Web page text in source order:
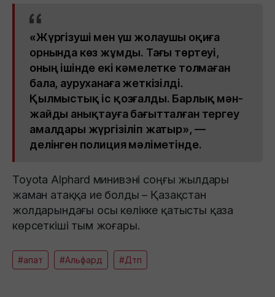
«Жүргізуші мен үш жолаушы оқиға
орнында көз жұмды. Тағы төртеуі,
оның ішінде екі кәмелетке толмаған
бала, ауруханаға жеткізілді.
Қылмыстық іс қозғалды. Барлық мән-
жайды анықтауға бағытталған тергеу
амалдары жүргізіліп жатыр», —
делінген полиция мәліметінде.
Toyota Alphard минивэні соңғы жылдары
жаман атаққа ие болды – Қазақстан
жолдарындағы осы көлікке қатысты қаза
көрсеткіші тым жоғары.
#апат #Альфард #Дтп